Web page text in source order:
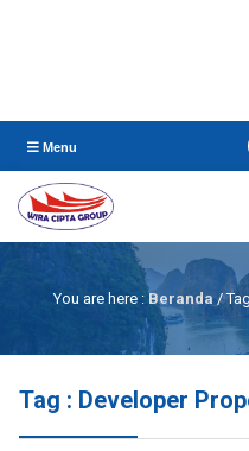
Menu
You are here : Beranda/
Tag : Developer